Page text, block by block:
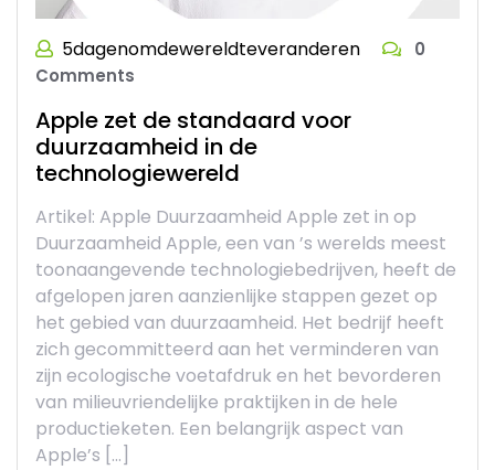
5dagenomdewereldteveranderen
0
Comments
Apple zet de standaard voor
duurzaamheid in de
technologiewereld
Artikel: Apple Duurzaamheid Apple zet in op
Duurzaamheid Apple, een van ’s werelds meest
toonaangevende technologiebedrijven, heeft de
afgelopen jaren aanzienlijke stappen gezet op
het gebied van duurzaamheid. Het bedrijf heeft
zich gecommitteerd aan het verminderen van
zijn ecologische voetafdruk en het bevorderen
van milieuvriendelijke praktijken in de hele
productieketen. Een belangrijk aspect van
Apple’s […]